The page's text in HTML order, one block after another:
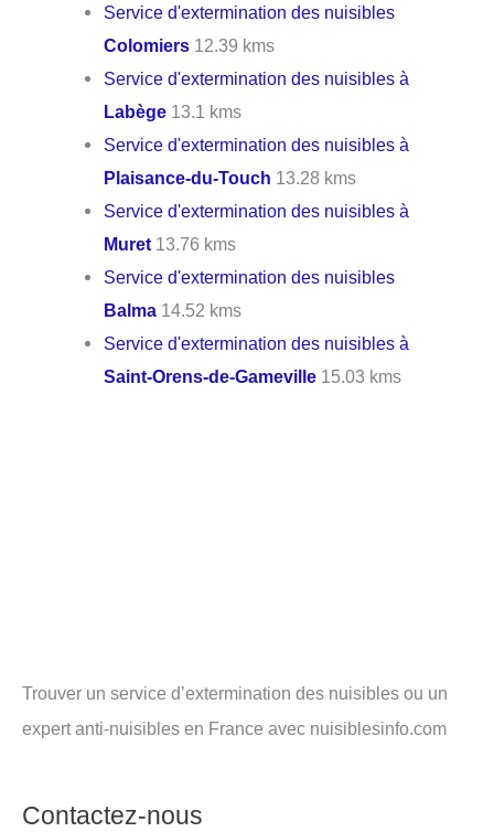
Service d'extermination des nuisibles
Colomiers 12.39 kms
Service d'extermination des nuisibles à
Labège 13.1 kms
Service d'extermination des nuisibles à
Plaisance-du-Touch 13.28 kms
Service d'extermination des nuisibles à
Muret 13.76 kms
Service d'extermination des nuisibles
Balma 14.52 kms
Service d'extermination des nuisibles à
Saint-Orens-de-Gameville 15.03 kms
Trouver un service d’extermination des nuisibles ou un
expert anti-nuisibles en France avec nuisiblesinfo.com
Contactez-nous